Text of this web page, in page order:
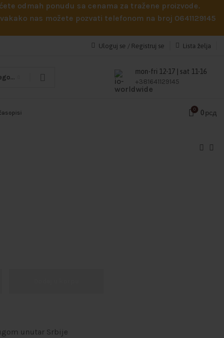
odmah ponudu sa cenama za tražene proizvode.
nas možete pozvati telefonom na broj 0641129145
Uloguj se / Registruj se Lista želja
Odaberi kategoriju
mon-fri 12-17 | sat 11-16
+381641129145
0 0 рсд
unutar Srbije